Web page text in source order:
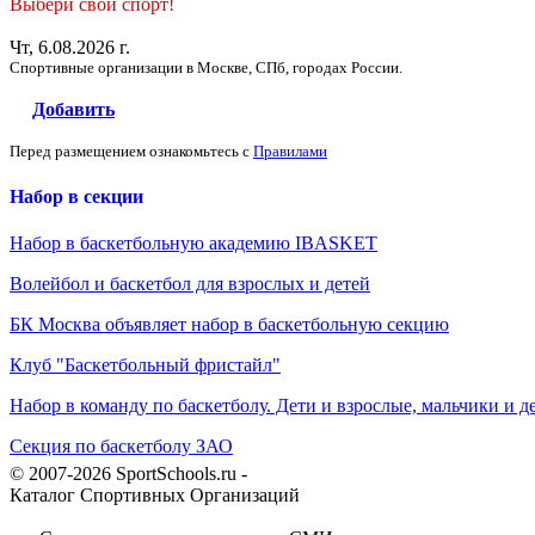
Чт, 6.08.2026 г.
Спортивные организации в Москве, СПб, городах России.
Добавить
Перед размещением ознакомьтесь с Правилами
Набор в секции
Набор в баскетбольную академию IBASKET
Волейбол и баскетбол для взрослых и детей
БК Москва объявляет набор в баскетбольную секцию
Клуб "Баскетбольный фристайл"
Набор в команду по баскетболу. Дети и взрослые, мальчики и
Секция по баскетболу ЗАО
© 2007-2026 SportSchools.ru -
Каталог Спортивных Организаций